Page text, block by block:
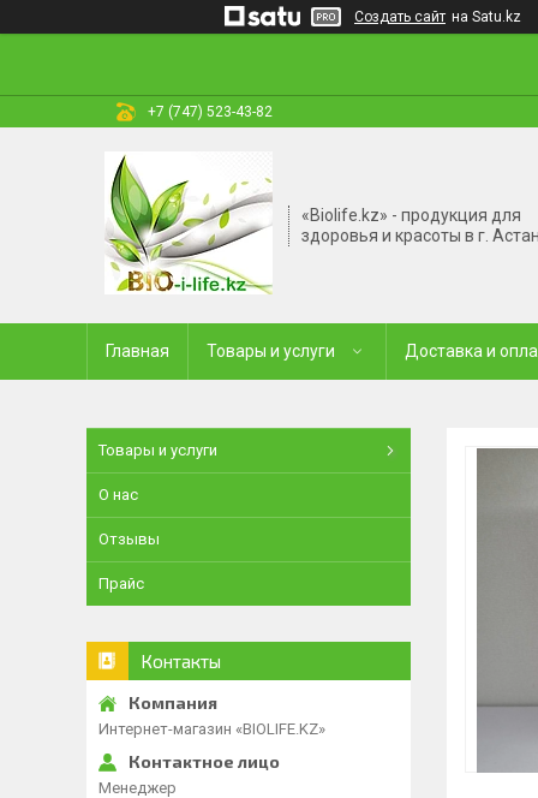
Создать сайт на Satu.kz
+7 (747) 523-43-82
«Biolife.kz» - продукция для
здоровья и красоты в г.
Главная Товары и услуги Доставка и
Товары и услуги
О нас
Отзывы
Прайс
Контакты
Интернет-магазин «BIOLIFE.KZ»
Менеджер